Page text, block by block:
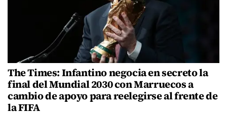
The Times: Infantino negocia en secreto la
final del Mundial 2030 con Marruecos a
cambio de apoyo para reelegirse al frente de
la FIFA